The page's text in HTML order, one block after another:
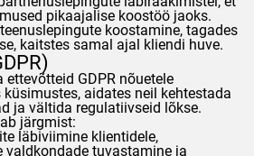
pikaajalise koostöö jaoks.
koostamine, tagades
kaitstes samal ajal kliendi huve.
)
ettevõtteid GDPR nõuetele
aidates neil kehtestada
ja vältida regulatiivseid lõkse.
järgmist:
läbiviimine klientidele,
valdkondade tuvastamine ja